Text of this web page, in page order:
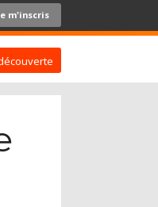
m'inscris